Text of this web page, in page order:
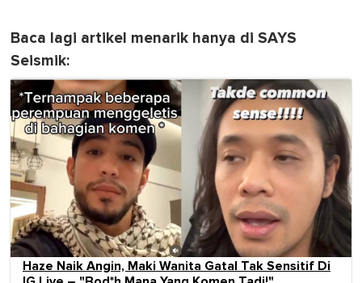
Baca lagi artikel menarik hanya di SAYS
Seismik:
Haze Naik Angin, Maki Wanita Gatal Tak Sensitif Di